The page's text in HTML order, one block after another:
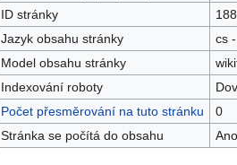
ID stránky
188
Jazyk obsahu stránky
cs
Model obsahu stránky
Indexování roboty
Počet přesměrování na tuto stránku
0
Stránka se počítá do obsahu
Ano